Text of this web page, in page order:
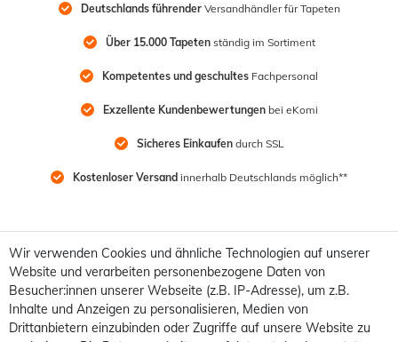
Deutschlands führender Versandhändler für Tapeten
Über 15.000 Tapeten ständig im Sortiment
Kompetentes und geschultes Fachpersonal
Exzellente Kundenbewertungen bei eKomi
Sicheres Einkaufen durch SSL
Kostenloser Versand innerhalb Deutschlands möglich**
Wir verwenden Cookies und ähnliche Technologien auf unserer
Website und verarbeiten personenbezogene Daten von
Besucher:innen unserer Webseite (z.B. IP-Adresse), um z.B.
Inhalte und Anzeigen zu personalisieren, Medien von
Drittanbietern einzubinden oder Zugriffe auf unsere Website zu